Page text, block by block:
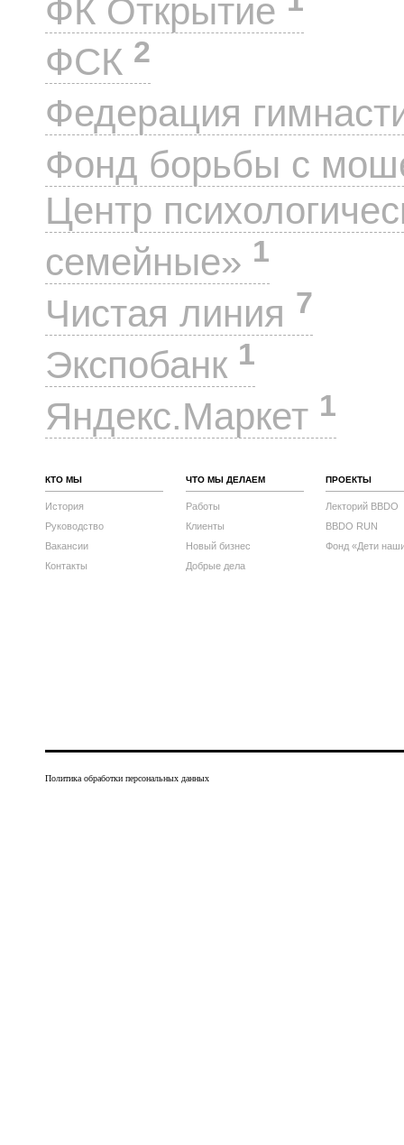
ФК Открытие
ФСК 2
Федерация
Фонд борьбы с
Центр
семейные» 1
Чистая линия 7
Экспобанк 1
Яндекс.Маркет 1
КТО МЫ
История
Руководство
Вакансии
Контакты
ЧТО МЫ ДЕЛАЕМ
Работы
Клиенты
Новый бизнес
Добрые дела
ПРОЕКТЫ
Лекторий BBDO
BBDO RUN
Фонд «Дети
Политика обработки персональных данных